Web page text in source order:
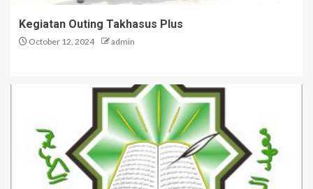
Kegiatan Outing Takhasus Plus
October 12, 2024 admin